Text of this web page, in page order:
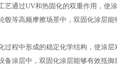
过UV和热固化的双重作用，使涂
高频摩擦场景中，双固化涂层能
程中形成的稳定化学结构，使涂层
层中，双固化涂层能够有效抵御